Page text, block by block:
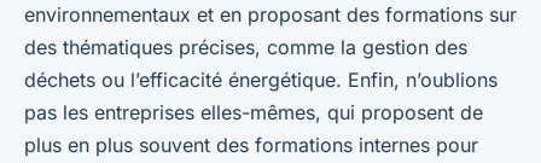
environnementaux et en proposant des formations sur
des thématiques précises, comme la gestion des
déchets ou l’efficacité énergétique. Enfin, n’oublions
pas les entreprises elles-mêmes, qui proposent de
plus en plus souvent des formations internes pour